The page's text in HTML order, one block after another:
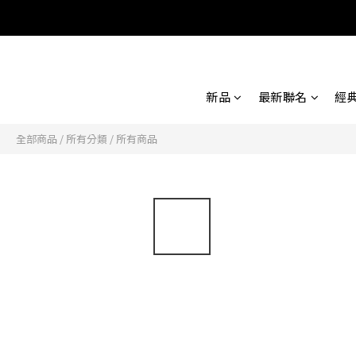
新品 最新聯名 經
全部商品 / 所有分類 / 所有商品